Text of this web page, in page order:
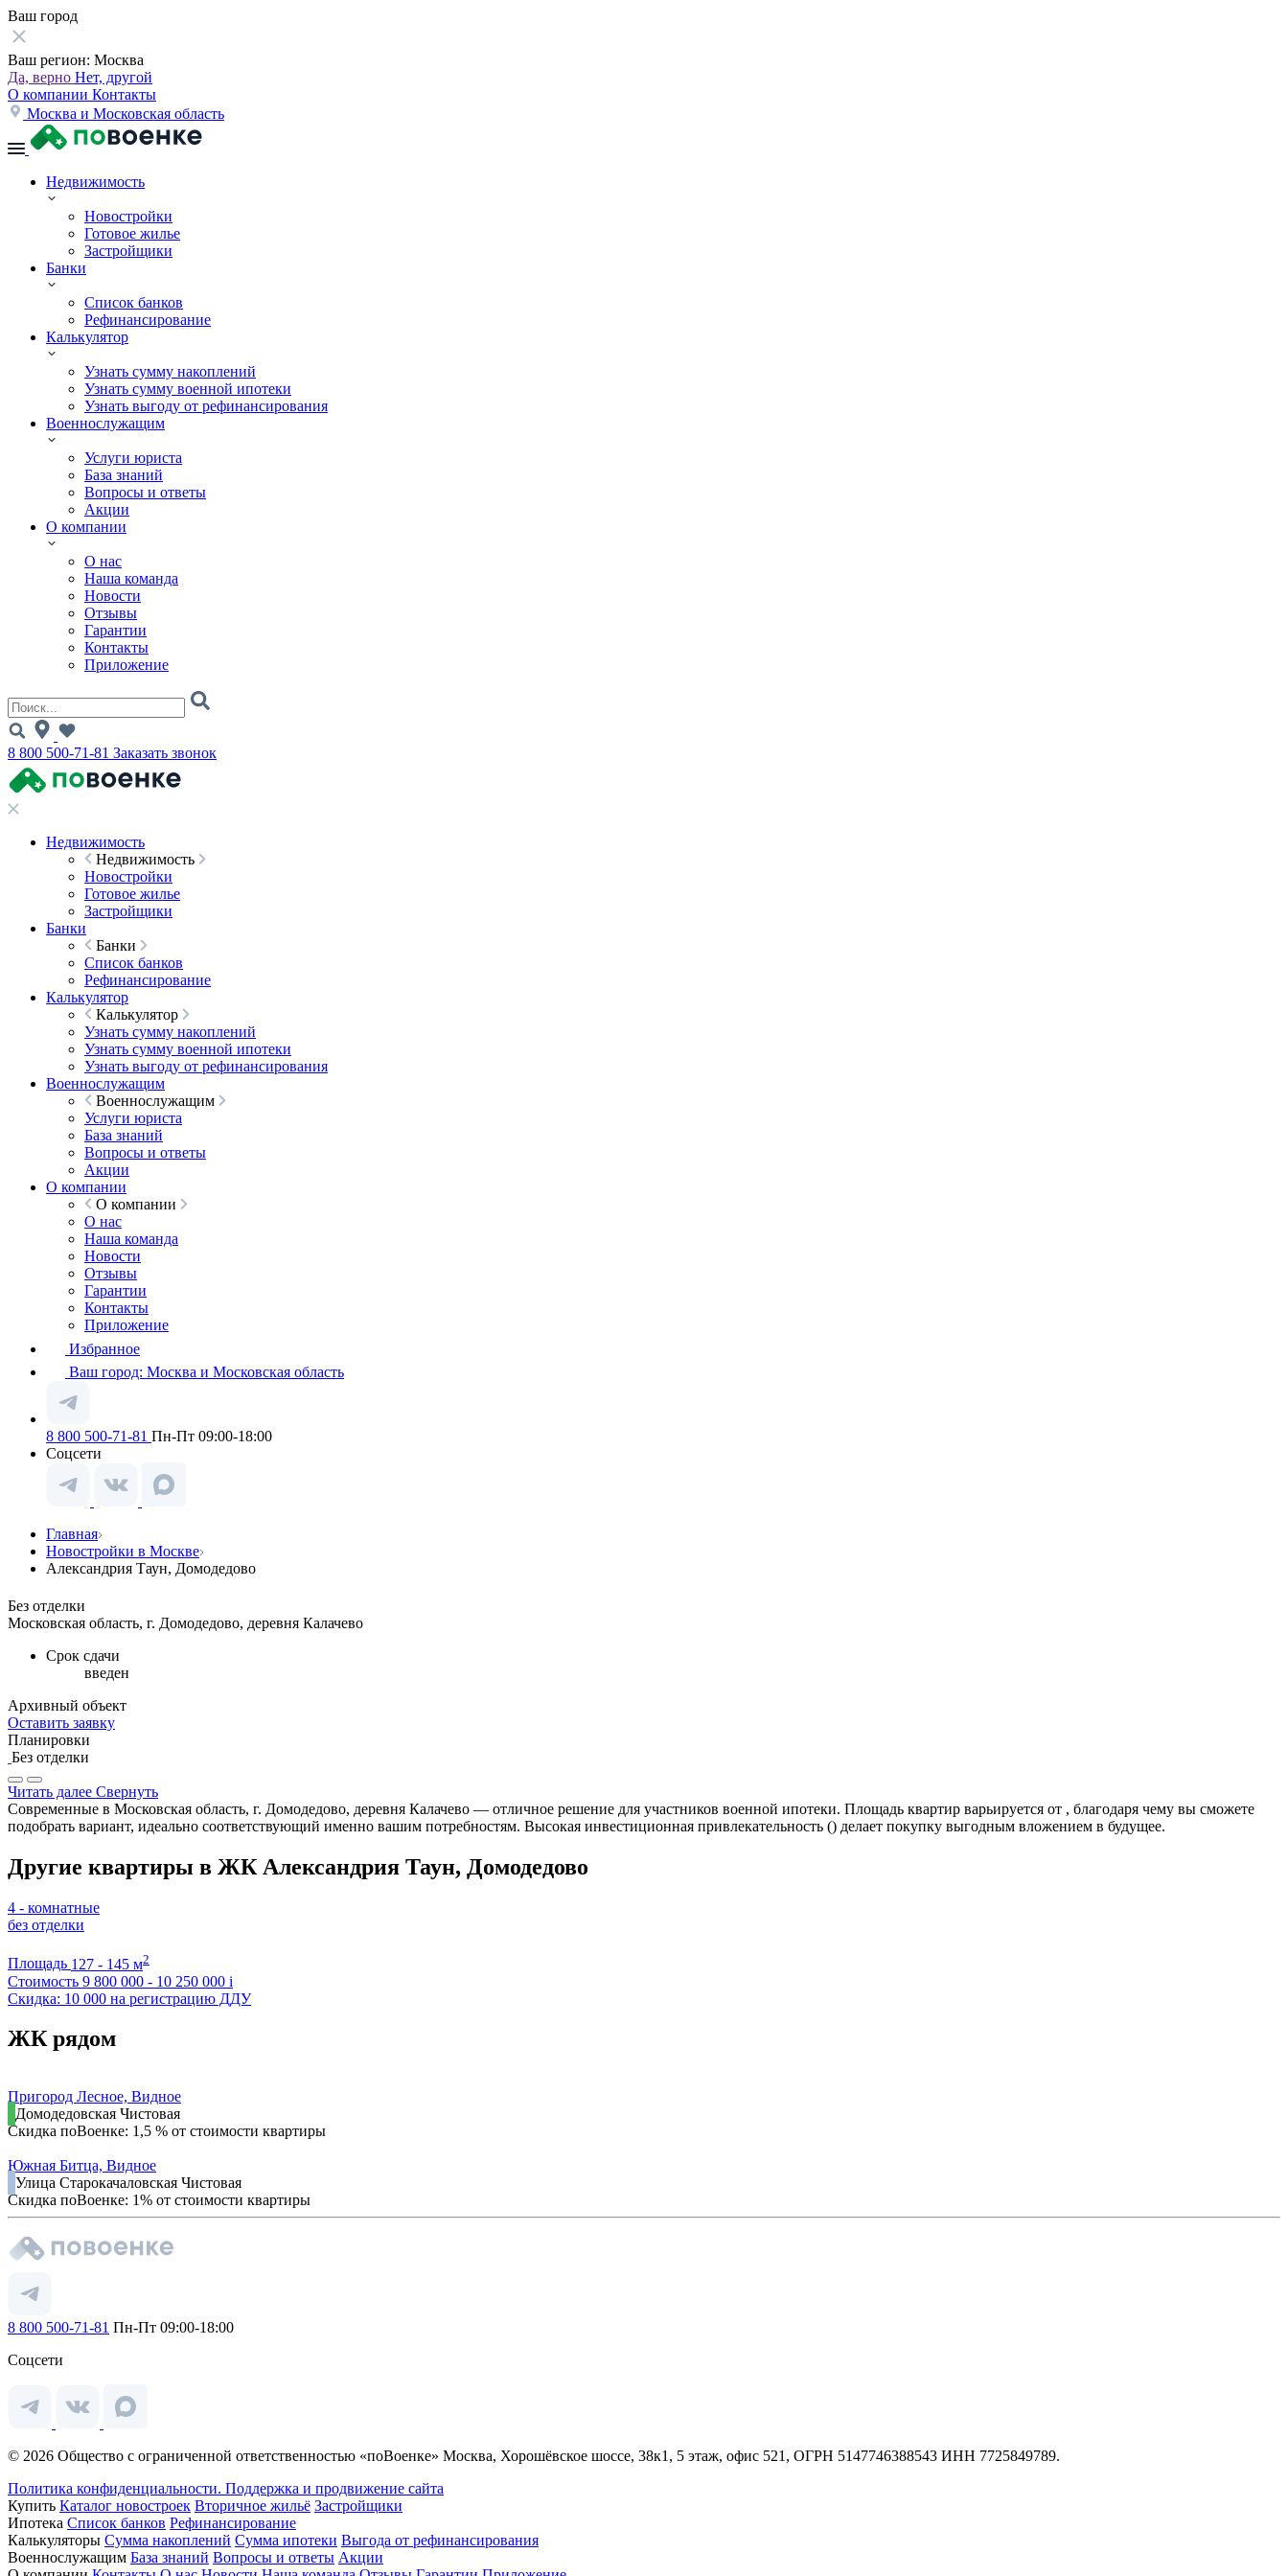
Ваш город
Ваш регион: Москва
Да, верно Нет, другой
О компании Контакты
Москва и Московская область
Недвижимость
Новостройки
Готовое жилье
Застройщики
Банки
Список банков
Рефинансирование
Калькулятор
Узнать сумму накоплений
Узнать сумму военной ипотеки
Узнать выгоду от рефинансирования
Военнослужащим
Услуги юриста
База знаний
Вопросы и ответы
Акции
О компании
О нас
Наша команда
Новости
Отзывы
Гарантии
Контакты
Приложение
8 800 500-71-81 Заказать звонок
Недвижимость
Недвижимость
Новостройки
Готовое жилье
Застройщики
Банки
Банки
Список банков
Рефинансирование
Калькулятор
Калькулятор
Узнать сумму накоплений
Узнать сумму военной ипотеки
Узнать выгоду от рефинансирования
Военнослужащим
Военнослужащим
Услуги юриста
База знаний
Вопросы и ответы
Акции
О компании
О компании
О нас
Наша команда
Новости
Отзывы
Гарантии
Контакты
Приложение
Избранное
Ваш город: Москва и Московская область
8 800 500-71-81 Пн-Пт 09:00-18:00
Соцсети
Главная
Новостройки в Москве
Александрия Таун, Домодедово
Без отделки
Московская область, г. Домодедово, деревня Калачево
Срок сдачи
введен
Архивный объект
Оставить заявку
Планировки
Без отделки
Читать далее Свернуть
Современные в Московская область, г. Домодедово, деревня Калачево — отличное решение для участников военной ипотеки. Площадь квартир варьируется от , благодаря чему вы сможете
подобрать вариант, идеально соответствующий именно вашим потребностям. Высокая инвестиционная привлекательность () делает покупку выгодным вложением в будущее.
Другие квартиры в ЖК Александрия Таун, Домодедово
4 - комнатные
без отделки
Площадь 127 - 145 м2
Стоимость 9 800 000 - 10 250 000 i
Скидка: 10 000 на регистрацию ДДУ
ЖК рядом
Пригород Лесное, Видное
Домодедовская Чистовая
Скидка поВоенке: 1,5 % от стоимости квартиры
Южная Битца, Видное
Улица Старокачаловская Чистовая
Скидка поВоенке: 1% от стоимости квартиры
8 800 500-71-81 Пн-Пт 09:00-18:00
Соцсети
© 2026 Общество с ограниченной ответственностью «поВоенке» Москва, Хорошёвское шоссе, 38к1, 5 этаж, офис 521, ОГРН 5147746388543 ИНН 7725849789.
Политика конфиденциальности. Поддержка и продвижение сайта
Купить Каталог новостроек Вторичное жильё Застройщики
Ипотека Список банков Рефинансирование
Калькуляторы Сумма накоплений Сумма ипотеки Выгода от рефинансирования
Военнослужащим База знаний Вопросы и ответы Акции